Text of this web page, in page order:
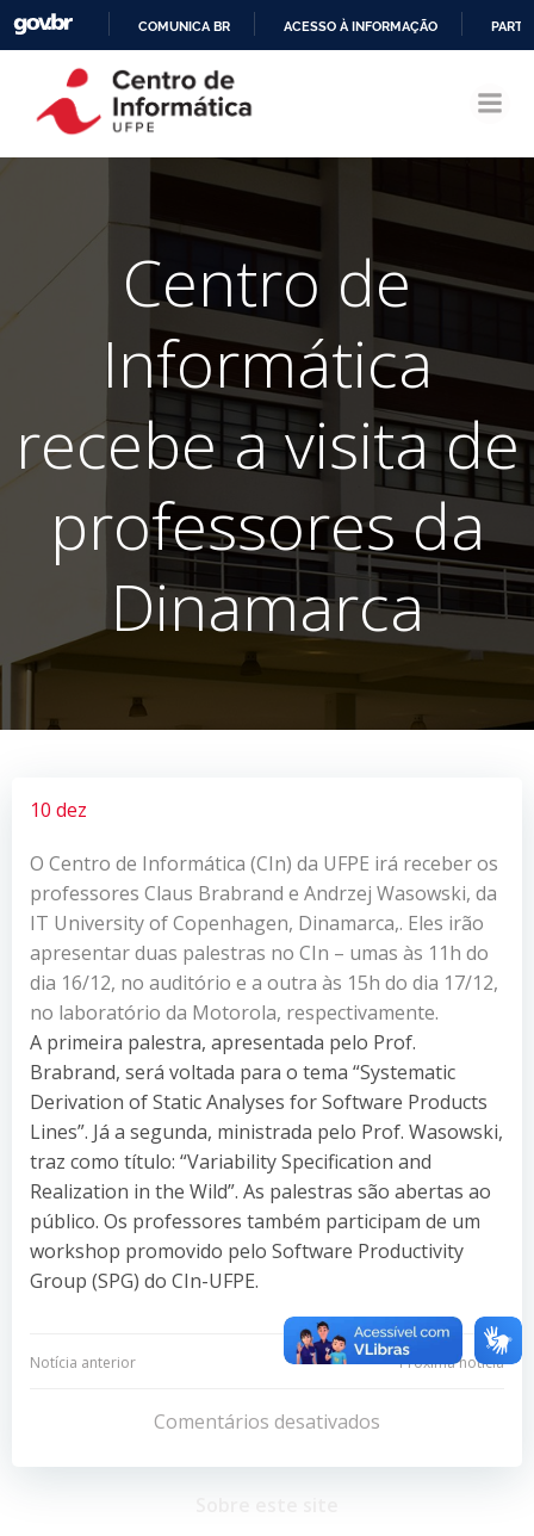
CONTEÚDO
COMUNICA BR ACESSO À INFORMAÇÃO
Centro de
Informática
recebe a visita de
professores da
Dinamarca
10 dez
O Centro de Informática (CIn) da UFPE irá receber os
professores Claus Brabrand e Andrzej Wasowski, da
IT University of Copenhagen, Dinamarca,. Eles irão
apresentar duas palestras no CIn – umas às 11h do
dia 16/12, no auditório e a outra às 15h do dia 17/12,
no laboratório da Motorola, respectivamente.
A primeira palestra, apresentada pelo Prof.
Brabrand, será voltada para o tema “Systematic
Derivation of Static Analyses for Software Products
Lines”. Já a segunda, ministrada pelo Prof. Wasowski,
traz como título: “Variability Specification and
Realization in the Wild”. As palestras são abertas ao
público. Os professores também participam de um
workshop promovido pelo Software Productivity
Group (SPG) do CIn-UFPE.
Navegação
Post
Notícia anterior
Navegação
de
Post
Próxima notícia
Comentários desativados